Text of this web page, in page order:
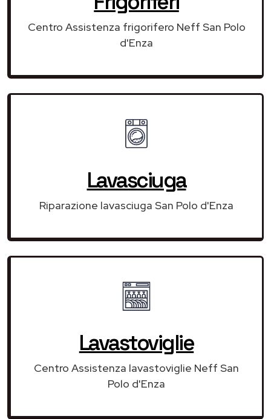
Centro Assistenza frigorifero Neff San Polo
d'Enza
Lavasciuga
Riparazione lavasciuga San Polo d'Enza
Lavastoviglie
Centro Assistenza lavastoviglie Neff San
Polo d'Enza